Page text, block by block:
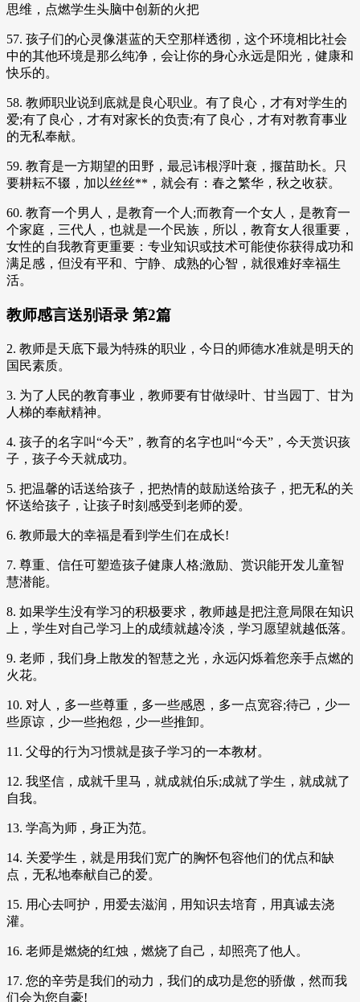
思维，点燃学生头脑中创新的火把
57. 孩子们的心灵像湛蓝的天空那样透彻，这个环境相比社会
中的其他环境是那么纯净，会让你的身心永远是阳光，健康和
快乐的。
58. 教师职业说到底就是良心职业。有了良心，才有对学生的
爱;有了良心，才有对家长的负责;有了良心，才有对教育事业
的无私奉献。
59. 教育是一方期望的田野，最忌讳根浮叶衰，揠苗助长。只
要耕耘不辍，加以丝丝**，就会有：春之繁华，秋之收获。
60. 教育一个男人，是教育一个人;而教育一个女人，是教育一
个家庭，三代人，也就是一个民族，所以，教育女人很重要，
女性的自我教育更重要：专业知识或技术可能使你获得成功和
满足感，但没有平和、宁静、成熟的心智，就很难好幸福生
活。
教师感言送别语录 第2篇
2. 教师是天底下最为特殊的职业，今日的师德水准就是明天的
国民素质。
3. 为了人民的教育事业，教师要有甘做绿叶、甘当园丁、甘为
人梯的奉献精神。
4. 孩子的名字叫“今天”，教育的名字也叫“今天”，今天赏识孩
子，孩子今天就成功。
5. 把温馨的话送给孩子，把热情的鼓励送给孩子，把无私的关
怀送给孩子，让孩子时刻感受到老师的爱。
6. 教师最大的幸福是看到学生们在成长!
7. 尊重、信任可塑造孩子健康人格;激励、赏识能开发儿童智
慧潜能。
8. 如果学生没有学习的积极要求，教师越是把注意局限在知识
上，学生对自己学习上的成绩就越冷淡，学习愿望就越低落。
9. 老师，我们身上散发的智慧之光，永远闪烁着您亲手点燃的
火花。
10. 对人，多一些尊重，多一些感恩，多一点宽容;待己，少一
些原谅，少一些抱怨，少一些推卸。
11. 父母的行为习惯就是孩子学习的一本教材。
12. 我坚信，成就千里马，就成就伯乐;成就了学生，就成就了
自我。
13. 学高为师，身正为范。
14. 关爱学生，就是用我们宽广的胸怀包容他们的优点和缺
点，无私地奉献自己的爱。
15. 用心去呵护，用爱去滋润，用知识去培育，用真诚去浇
灌。
16. 老师是燃烧的红烛，燃烧了自己，却照亮了他人。
17. 您的辛劳是我们的动力，我们的成功是您的骄傲，然而我
们会为您自豪!